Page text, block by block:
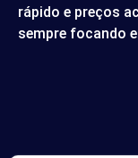
rápido e preços
sempre focando